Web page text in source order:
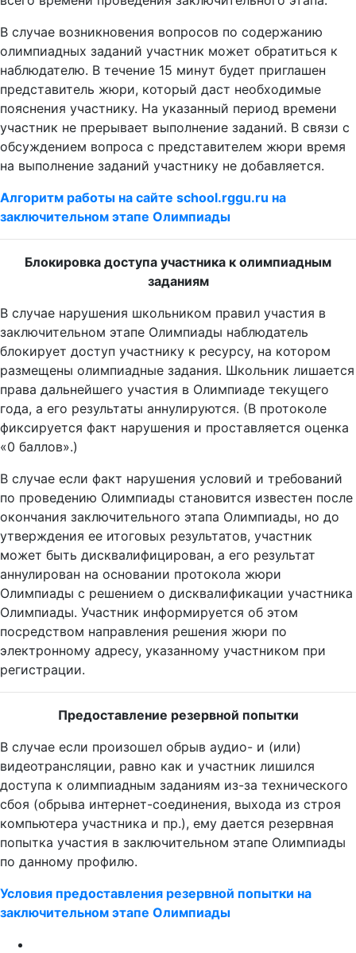
В случае возникновения вопросов по содержанию
олимпиадных заданий участник может обратиться к
наблюдателю. В течение 15 минут будет приглашен
представитель жюри, который даст необходимые
пояснения участнику. На указанный период времени
участник не прерывает выполнение заданий. В связи с
обсуждением вопроса с представителем жюри время
на выполнение заданий участнику не добавляется.
Алгоритм работы на сайте school.rggu.ru на
заключительном этапе Олимпиады
Блокировка доступа участника к олимпиадным
заданиям
В случае нарушения школьником правил участия в
заключительном этапе Олимпиады наблюдатель
блокирует доступ участнику к ресурсу, на котором
размещены олимпиадные задания. Школьник лишается
права дальнейшего участия в Олимпиаде текущего
года, а его результаты аннулируются. (В протоколе
фиксируется факт нарушения и проставляется оценка
«0 баллов».)
В случае если факт нарушения условий и требований
по проведению Олимпиады становится известен после
окончания заключительного этапа Олимпиады, но до
утверждения ее итоговых результатов, участник
может быть дисквалифицирован, а его результат
аннулирован на основании протокола жюри
Олимпиады с решением о дисквалификации участника
Олимпиады. Участник информируется об этом
посредством направления решения жюри по
электронному адресу, указанному участником при
регистрации.
Предоставление резервной попытки
В случае если произошел обрыв аудио- и (или)
видеотрансляции, равно как и участник лишился
доступа к олимпиадным заданиям из-за технического
сбоя (обрыва интернет-соединения, выхода из строя
компьютера участника и пр.), ему дается резервная
попытка участия в заключительном этапе Олимпиады
по данному профилю.
Условия предоставления резервной попытки на
заключительном этапе Олимпиады